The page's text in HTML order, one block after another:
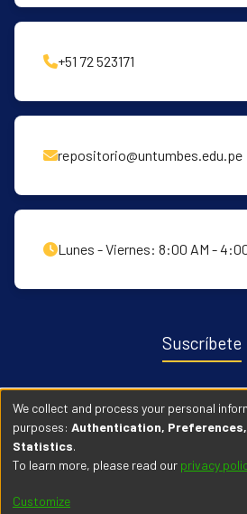
+51 72 523171
repositorio@untumbes.edu.pe
Lunes - Viernes: 8:00 AM -
Suscríbete
Recibe notificaciones sobre nuevas
relacionados con el
We collect and process your personal
purposes: Authentication,
Statistics.
To learn more, please read our privacy
Customize